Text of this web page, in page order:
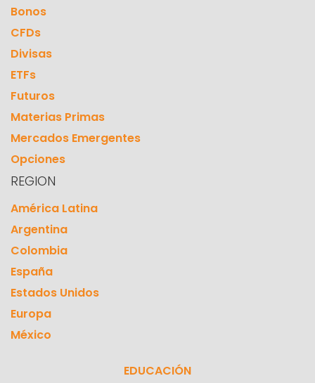
Bonos
CFDs
Divisas
ETFs
Futuros
Materias Primas
Mercados Emergentes
Opciones
REGION
América Latina
Argentina
Colombia
España
Estados Unidos
Europa
México
EDUCACIÓN